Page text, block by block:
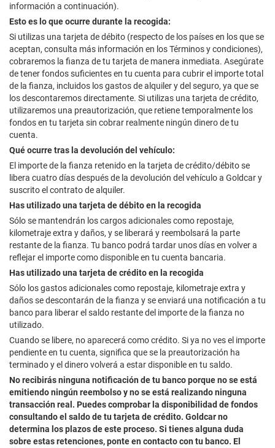
información a continuación).
Esto es lo que ocurre durante la recogida:
Si utilizas una tarjeta de débito (respecto de los países en los que se
aceptan, consulta más información en los Términos y condiciones),
cobraremos la fianza de tu tarjeta de manera inmediata. Asegúrate
de tener fondos suficientes en tu cuenta para cubrir el importe total
de la fianza, incluidos los gastos de alquiler y del seguro, ya que se
los descontaremos directamente. Si utilizas una tarjeta de crédito,
utilizaremos una preautorización, que retiene temporalmente los
fondos en tu tarjeta sin cobrar realmente ningún dinero de tu
cuenta.
Qué ocurre tras la devolución del vehículo:
El importe de la fianza retenido en la tarjeta de crédito/débito se
libera cuatro días después de la devolución del vehículo a Goldcary
suscrito el contrato de alquiler.
Has utilizado una tarjeta de débito en la recogida
Sólo se mantendrán los cargos adicionales como repostaje,
kilometraje extra y daños, y se liberará y reembolsará la parte
restante de la fianza. Tu banco podrá tardar unos días en volver a
reflejar el importe como disponible en tu cuenta bancaria.
Has utilizado una tarjeta de crédito en la recogida
Sólo los gastos adicionales como repostaje, kilometraje extra y
daños se descontarán de la fianza y se enviará una notificación a tu
banco para liberar el saldo restante del importe de la fianza no
utilizado.
Cuando se libere, no aparecerá como crédito. Si ya no ves el importe
pendiente en tu cuenta, significa que se la preautorización ha
terminado y el dinero volverá a estar disponible en tu saldo.
No recibirás ninguna notificación de tu banco porque no se está
emitiendo ningún reembolso y no se está realizando ninguna
transacción real. Puedes comprobar la disponibilidad de fondos
consultando el saldo de tu tarjeta de crédito. Goldcar no
determina los plazos de este proceso. Si tienes alguna duda
sobre estas retenciones, ponte en contacto con tu banco. El